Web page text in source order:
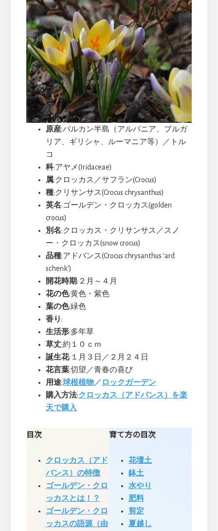
原産:バルカン半島（アルバニア、ブルガ
リア、ギリシャ、ルーマニア等）／トル
コ
科:アヤメ(Iridaceae)
属:クロッカス／サフラン(Crocus)
種:クリサンサス(Crocus chrysanthus)
英名:ゴールデン・クロッカス(golden
crocus)
別名:クロッカス・クリサンサス／スノ
ー・クロッカス(snow crocus)
品種:アドバンス(Crocus chrysanthus ‘ard
schenk’)
開花時期:２月～４月
花の色:黄色・紫色
葉の色:緑色
香り :
生活形:多年草
草丈:約１０ｃｍ
誕生花:１月３日／２月２４日
花言葉:切望／青春の喜び
用途:球根植物／ ロックガーデン
購入方法:クロッカス（アドバンス）を楽
天で購入
目次
クロッカス（アド
バンス）の特徴
ゴールデン・クロ
ッカスとは！？
ゴールデン・クロ
ッカスの語源（由
育て方の目次
花壇土
鉢土
水やり
肥料
剪定
夏越し